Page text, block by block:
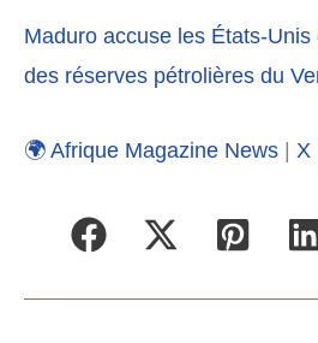
Maduro accuse les États-Unis
des réserves pétrolières du
🌍 Afrique Magazine News | X